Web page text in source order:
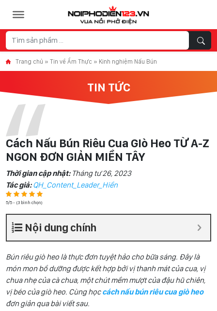
Trang chủ » Tin về Ẩm Thực » Kinh nghiệm Nấu Bún
TIN TỨC
Cách Nấu Bún Riêu Cua GIò Heo TỪ A-Z
NGON ĐƠN GIẢN MIỀN TÂY
Thời gian cập nhật: Tháng tư 26, 2023
Tác giả:QH_Content_Leader_Hiền
5/5 - (3 bình chọn)
Nội dung chính
Bún riêu giò heo là thực đơn tuyệt hảo cho bữa sáng. Đây là
món mon bổ dưỡng được kết hợp bởi vị thanh mát của cua, vị
chua nhẹ của cà chua, một chút mềm mượt của đậu hũ chiên,
vị béo của giò heo. Cùng họccách nấu bún riêu cua giò heo
đơn giản qua bài viết sau.